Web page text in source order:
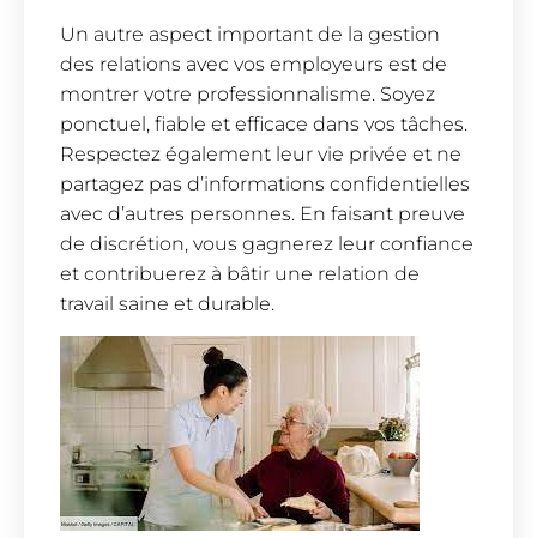
Un autre aspect important de la gestion
des relations avec vos employeurs est de
montrer votre professionnalisme. Soyez
ponctuel, fiable et efficace dans vos tâches.
Respectez également leur vie privée et ne
partagez pas d’informations confidentielles
avec d’autres personnes. En faisant preuve
de discrétion, vous gagnerez leur confiance
et contribuerez à bâtir une relation de
travail saine et durable.